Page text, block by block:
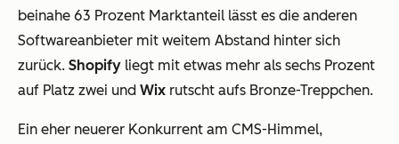
beinahe 63 Prozent Marktanteil lässt es die anderen
Softwareanbieter mit weitem Abstand hinter sich
zurück. Shopify liegt mit etwas mehr als sechs Prozent
auf Platz zwei und Wix rutscht aufs Bronze-Treppchen.
Ein eher neuerer Konkurrent am CMS-Himmel,